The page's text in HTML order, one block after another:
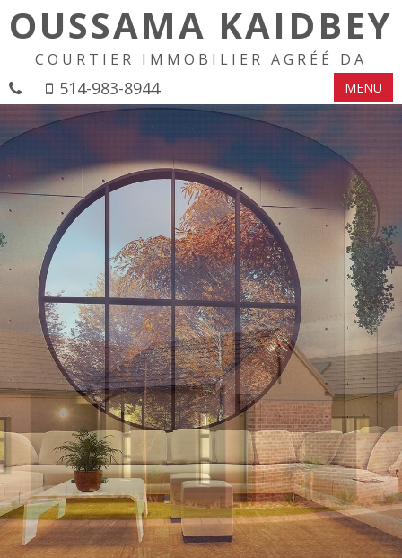
OUSSAMA KAIDBEY
COURTIER IMMOBILIER AGRÉÉ DA
514-983-8944 MENU